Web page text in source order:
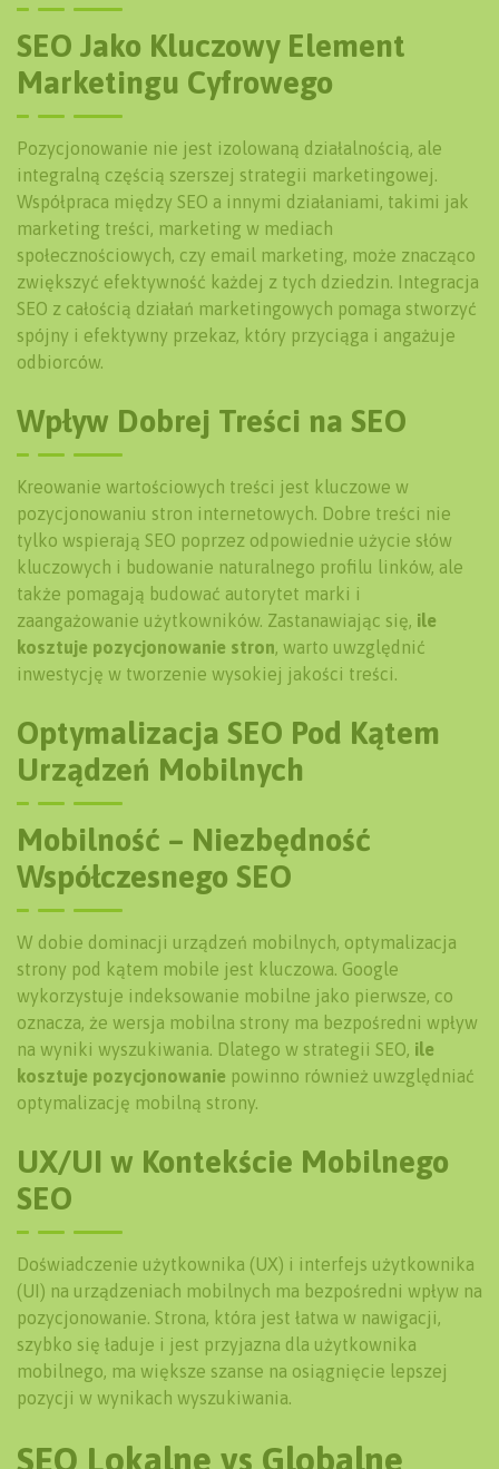
SEO Jako Kluczowy Element
Marketingu Cyfrowego
Pozycjonowanie nie jest izolowaną działalnością, ale
integralną częścią szerszej strategii marketingowej.
Współpraca między SEO a innymi działaniami, takimi jak
marketing treści, marketing w mediach
społecznościowych, czy email marketing, może znacząco
zwiększyć efektywność każdej z tych dziedzin. Integracja
SEO z całością działań marketingowych pomaga stworzyć
spójny i efektywny przekaz, który przyciąga i angażuje
odbiorców.
Wpływ Dobrej Treści na SEO
Kreowanie wartościowych treści jest kluczowe w
pozycjonowaniu stron internetowych. Dobre treści nie
tylko wspierają SEO poprzez odpowiednie użycie słów
kluczowych i budowanie naturalnego profilu linków, ale
także pomagają budować autorytet marki i
zaangażowanie użytkowników. Zastanawiając się, ile
kosztuje pozycjonowanie stron, warto uwzględnić
inwestycję w tworzenie wysokiej jakości treści.
Optymalizacja SEO Pod Kątem
Urządzeń Mobilnych
Mobilność – Niezbędność
Współczesnego SEO
W dobie dominacji urządzeń mobilnych, optymalizacja
strony pod kątem mobile jest kluczowa. Google
wykorzystuje indeksowanie mobilne jako pierwsze, co
oznacza, że wersja mobilna strony ma bezpośredni wpływ
na wyniki wyszukiwania. Dlatego w strategii SEO, ile
kosztuje pozycjonowanie powinno również uwzględniać
optymalizację mobilną strony.
UX/UI w Kontekście Mobilnego
SEO
Doświadczenie użytkownika (UX) i interfejs użytkownika
(UI) na urządzeniach mobilnych ma bezpośredni wpływ na
pozycjonowanie. Strona, która jest łatwa w nawigacji,
szybko się ładuje i jest przyjazna dla użytkownika
mobilnego, ma większe szanse na osiągnięcie lepszej
pozycji w wynikach wyszukiwania.
SEO Lokalne vs Globalne